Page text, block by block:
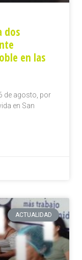
dos
en las
de agosto, por
en San
ACTUALIDAD